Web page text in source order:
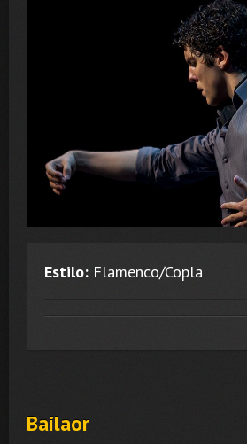
Estilo: Flamenco/Copla
Bailaor